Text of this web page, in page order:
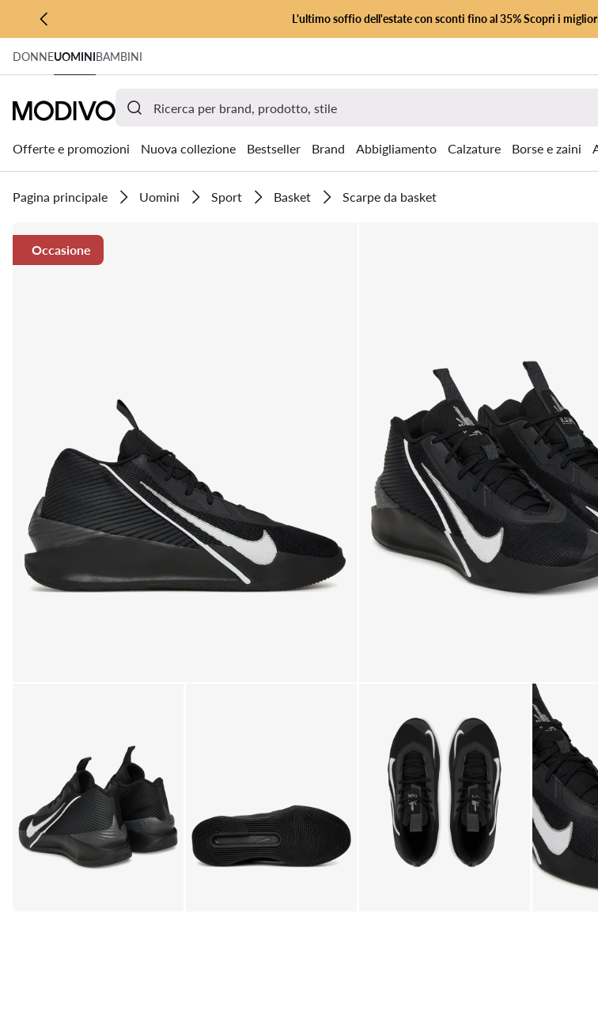
VAI AL CONTENUTO PRINCIPALE
VAI ALLA RICERCA
L'ultimo soffio dell'estate con sconti fino al 35% Scopri i
DONNEUOMINIBAMBINI
Offerte e promozioni Nuova collezione Bestseller Brand Abbigliamento Calzature Borse e zaini
Pagina principale Uomini Sport Basket Scarpe da basket
Occasione